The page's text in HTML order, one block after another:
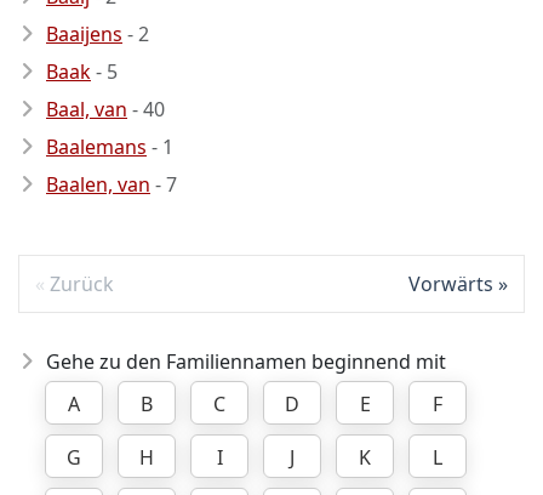
Baaijens - 2
Baak- 5
Baal, van - 40
Baalemans - 1
Baalen, van - 7
Zurück Vorwärts
Gehe zu den Familiennamen beginnend mit
A
B C D E
F
G
H I J K
L